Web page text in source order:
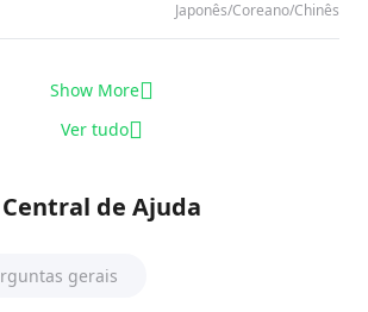
Japonês/​Coreano/​Chinês
Show More
Ver tudo
Central de Ajuda
gerais